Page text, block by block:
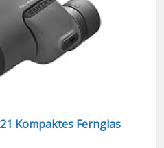
Kompaktes Fernglas